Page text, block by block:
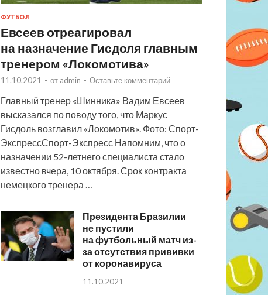
ФУТБОЛ
Евсеев отреагировал
на назначение Гисдоля главным
тренером «Локомотива»
11.10.2021 - от admin - Оставьте комментарий
Главный тренер «Шинника» Вадим Евсеев
высказался по поводу того, что Маркус
Гисдоль возглавил «Локомотив». Фото: Спорт-
ЭкспрессСпорт-Экспресс Напомним, что о
назначении 52-летнего специалиста стало
известно вчера, 10 октября. Срок контракта
немецкого тренера …
Президента Бразилии
не пустили
на футбольный матч из-
за отсутствия прививки
от коронавируса
11.10.2021